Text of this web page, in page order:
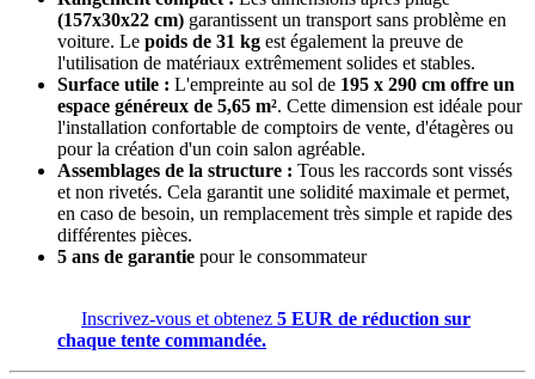
(157x30x22 cm) garantissent un transport sans problème en
voiture. Le poids de 31 kg est également la preuve de
l'utilisation de matériaux extrêmement solides et stables.
Surface utile : L'empreinte au sol de 195 x 290 cm offre un
espace généreux de 5,65 m². Cette dimension est idéale pour
l'installation confortable de comptoirs de vente, d'étagères ou
pour la création d'un coin salon agréable.
Assemblages de la structure : Tous les raccords sont vissés
et non rivetés. Cela garantit une solidité maximale et permet,
en caso de besoin, un remplacement très simple et rapide des
différentes pièces.
5 ans de garantie pour le consommateur
Inscrivez-vous et obtenez 5 EUR de réduction sur
chaque tente commandée.